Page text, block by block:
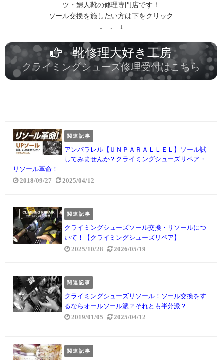
ツ・婦人靴の修理専門店です！
ソール交換を施したい方は下をクリック
↓ ↓ ↓
靴修理大好き工房
クライミングシューズ修理受付はこちら
関連記事
アンパラレル【ＵＮＰＡＲＡＬＬＥＬ】ソール試
してみませんか？クライミングシューズリペア・
リソール革命！
2018/09/27 2025/04/12
関連記事
クライミングシューズソール交換・リソールにつ
いて！【クライミングシューズリペア】
2025/10/28 2026/05/19
関連記事
クライミングシューズリソール！ソール交換をす
るならオールソール派？それとも半分派？
2019/01/05 2025/04/12
関連記事